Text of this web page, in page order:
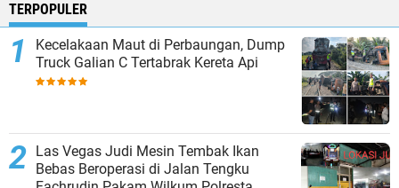
TERPOPULER
Kecelakaan Maut di Perbaungan, Dump
Truck Galian C Tertabrak Kereta Api
Las Vegas Judi Mesin Tembak Ikan
Bebas Beroperasi di Jalan Tengku